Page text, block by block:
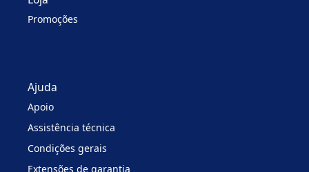
Promoções
Ajuda
Apoio
Assistência técnica
Condições gerais
Extensões de garantia